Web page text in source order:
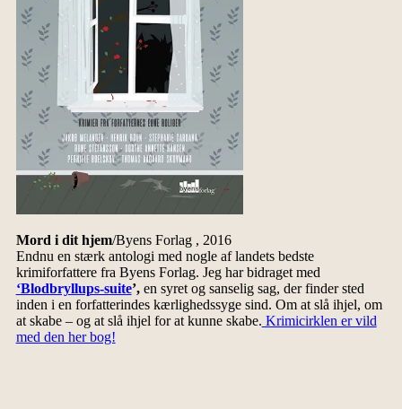
Mord i dit hjem/Byens Forlag , 2016
Endnu en stærk antologi med nogle af landets bedste
krimiforfattere fra Byens Forlag. Jeg har bidraget med
‘Blodbryllups-suite’,en syret og sanselig sag, der finder sted
inden i en forfatterindes kærlighedssyge sind. Om at slå ihjel, om
at skabe – og at slå ihjel for at kunne skabe. Krimicirklen er vild
med den her bog!